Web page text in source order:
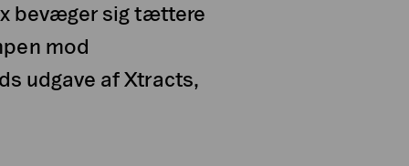
bevæger sig tættere
mod
udgave af Xtracts,